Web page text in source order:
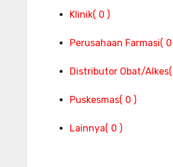
Klinik( 0 )
Perusahaan Farmasi(
Distributor Obat/Alkes
Puskesmas( 0 )
Lainnya( 0 )